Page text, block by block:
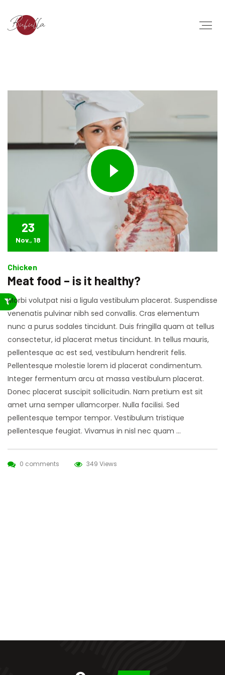
23
Nov., 18
Chicken
Meat food – is it healthy?
Morbi volutpat nisi a ligula vestibulum placerat. Suspendisse
venenatis pulvinar nibh sed convallis. Cras elementum
nunc a purus sodales tincidunt. Duis fringilla quam at tellus
consectetur, id placerat metus tincidunt. In tellus mauris,
pellentesque ac est sed, vestibulum hendrerit felis.
Pellentesque molestie lorem id placerat condimentum.
Integer fermentum arcu at massa vestibulum placerat.
Donec placerat suscipit sollicitudin. Nam pretium est sit
amet urna semper ullamcorper. Nulla facilisi. Sed
pellentesque tempor tempor. Vestibulum tristique
pellentesque feugiat. Vivamus in nisl nec quam …
0 comments 349 Views